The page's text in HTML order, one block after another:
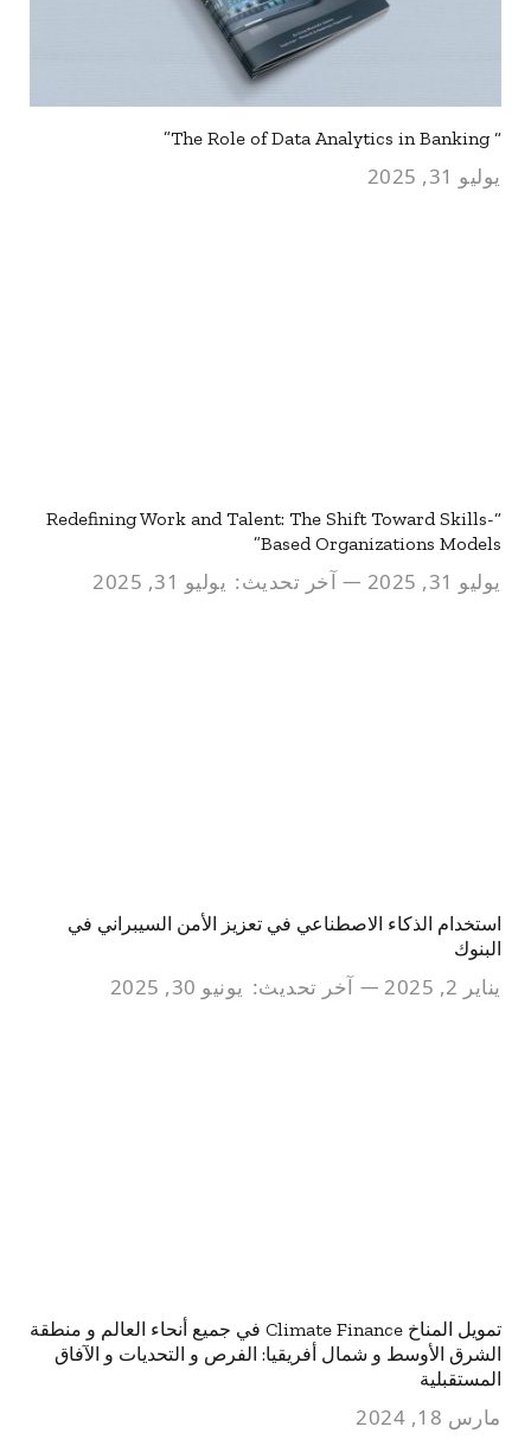
“ The Role of Data Analytics in Banking”
يوليو 31, 2025
“Redefining Work and Talent: The Shift Toward Skills-
Based Organizations Models”
يوليو 31, 2025 آخر تحديث: يوليو 31, 2025
استخدام الذكاء الاصطناعي في تعزيز الأمن السيبراني في
البنوك
يناير 2, 2025 آخر تحديث: يونيو 30, 2025
تمويل المناخ Climate Finance في جميع أنحاء العالم و منطقة
الشرق الأوسط و شمال أفريقيا: الفرص و التحديات و الآفاق
المستقبلية
مارس 18, 2024